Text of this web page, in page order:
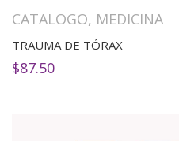
CATALOGO, MEDICINA
TRAUMA DE TÓRAX
$87.50